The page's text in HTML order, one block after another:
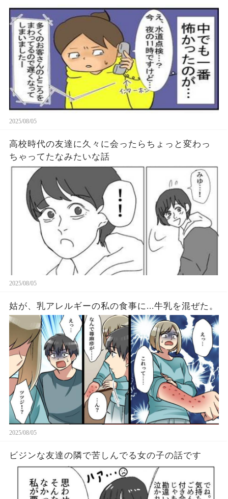
2025/08/05
高校時代の友達に久々に会ったらちょっと変わっ
ちゃってたなみたいな話
2025/08/05
姑が、乳アレルギーの私の食事に...牛乳を混ぜた。
2025/08/05
ビジンな友達の隣で苦しんでる女の子の話です